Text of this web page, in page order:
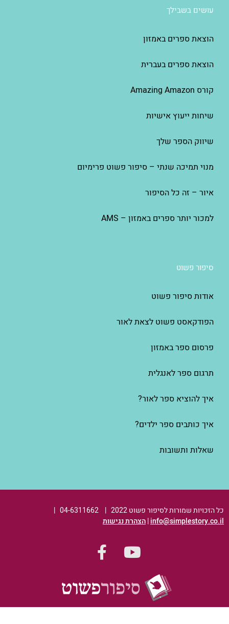
סיפור פשוט
אודות סיפור פשוט
הפודקאסט פשוט לצאת לאור
פרסום ספר באמזון
תרגום ספר לאנגלית
איך להוציא ספר לאור?
איך כותבים ספר ילדים?
שאלות ותשובות
עושים בשבילך
הוצאת ספרים באמזון
הוצאת ספרים בעברית
קורס Amazing Amazon
שיחות ייעוץ אישיות
שיווק הספר שלך
מנוי תמיכה שנתי – סיפור פשוט פרימיום
איור – זה כל הסיפור
למכור יותר ספרים באמזון – AMS
כל הזכויות שמורות לסיפור פשוט 2022 | 04-6311662 |
info@simplestory.co.il
|הצהרת נגישות